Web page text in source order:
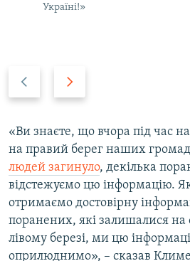
Україні!»
v
i
o
u
s
s
l
i
t
s
l
i
d
e
«Ви знаєте, що вчора під час
на правий берег наших
людей загинуло, декілька
відстежуємо цю інформацію.
отримаємо достовірну
поранених, які залишалися на
лівому березі, ми цю
оприлюднимо», – сказав